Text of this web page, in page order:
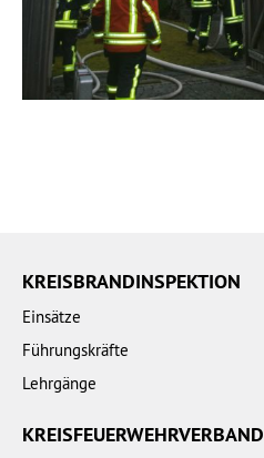
KREISBRANDINSPEKTION
Einsätze
Führungskräfte
Lehrgänge
KREISFEUERWEHRVERBAND